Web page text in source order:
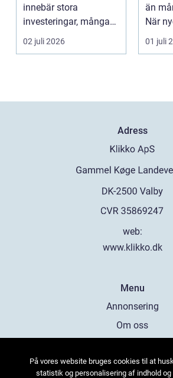
innebär stora
investeringar, många
aktörer och ofta tuf...
02 juli 2026
än
När
dörren
01 juli
Adress
web:
www.klikko.dk
Menu
Annonsering
Om oss
Kontakta oss
På vores website bruges cookies til at
statistik og personalisering af indhold og